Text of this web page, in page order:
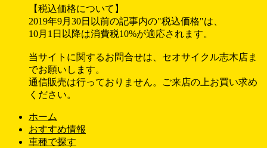
【税込価格について】
2019年9月30日以前の記事内の"税込価格"は、
10月1日以降は消費税10%が適応されます。
当サイトに関するお問合せは、セオサイクル志木店ま
でお願いします。
通信販売は行っておりません。ご来店の上お買い求め
ください。
ホーム
おすすめ情報
車種で探す